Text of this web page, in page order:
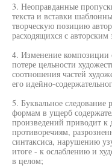
3. Неоправданные
текста и вставки
творческую позицию
расходящихся с
4. Изменение композиции
потере цельности
соотношения частей
его идейно-
5. Буквальное
формам в ущерб
произведений приводит
противоречиям,
синтаксиса, нарушению
итоге - к ослаблению и
в целом;